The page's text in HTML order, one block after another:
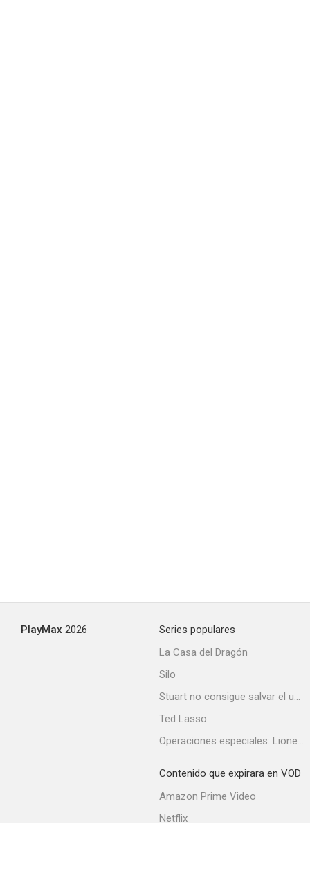
PlayMax 2026
Series populares
La Casa del Dragón
Silo
Stuart no consigue salvar el universo
Ted Lasso
Operaciones especiales: Lioness
Contenido que expirara en VOD
Amazon Prime Video
Netflix